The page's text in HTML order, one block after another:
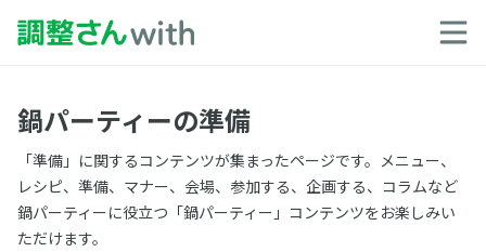
鍋パーティーの準備
「準備」に関するコンテンツが集まったページです。メニュー、
レシピ、準備、マナー、会場、参加する、企画する、コラムなど
鍋パーティーに役立つ「鍋パーティー」コンテンツをお楽しみい
ただけます。